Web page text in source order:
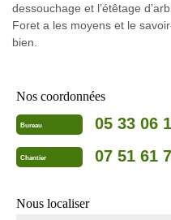
dessouchage et l’étêtage
Foret a les moyens et le
bien.
Nos coordonnées
Bureau 05 33 06
Chantier 07 51 61
Nous localiser